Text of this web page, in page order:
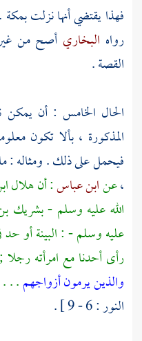
فهذا يقتضي أنها نزلتبمكة
رواه البخاري أصح من
القصة .
الحال الخامس : أن يمكن
المذكورة ، بألا تكون
فيحمل على ذلك . ومثاله :
،عنابن عباس: أنهلال
الله عليه وسلم -بشريك
عليه وسلم - : البينة أو
رأى أحدنا مع امرأته رجلا
والذين يرمون أزواجهم. .
النور : 6 - 9 ] .